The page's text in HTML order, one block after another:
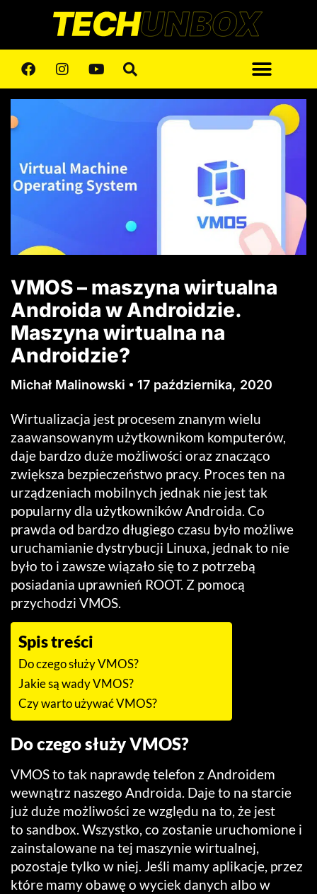
VMOS – maszyna wirtualna
Androida w Androidzie.
Maszyna wirtualna na
Androidzie?
Michał Malinowski 17 października, 2020
Wirtualizacja jest procesem znanym wielu
zaawansowanym użytkownikom komputerów,
daje bardzo duże możliwości oraz znacząco
zwiększa bezpieczeństwo pracy. Proces ten na
urządzeniach mobilnych jednak nie jest tak
popularny dla użytkowników Androida. Co
prawda od bardzo długiego czasu było możliwe
uruchamianie dystrybucji Linuxa, jednak to nie
było to i zawsze wiązało się to z potrzebą
posiadania uprawnień ROOT. Z pomocą
przychodzi VMOS.
Spis treści
Do czego służy VMOS?
Jakie są wady VMOS?
Czy warto używać VMOS?
Do czego służy VMOS?
VMOS to tak naprawdę telefon z Androidem
wewnątrz naszego Androida. Daje to na starcie
już duże możliwości ze względu na to, że jest
to sandbox. Wszystko, co zostanie uruchomione i
zainstalowane na tej maszynie wirtualnej,
pozostaje tylko w niej. Jeśli mamy aplikacje, przez
które mamy obawę o wyciek danych albo w